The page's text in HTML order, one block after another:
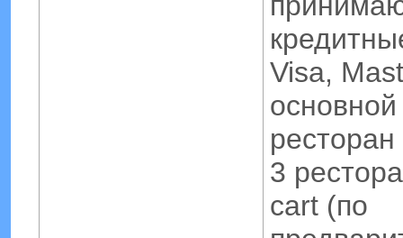
Visa,
основной
ресторан
3
cart (по